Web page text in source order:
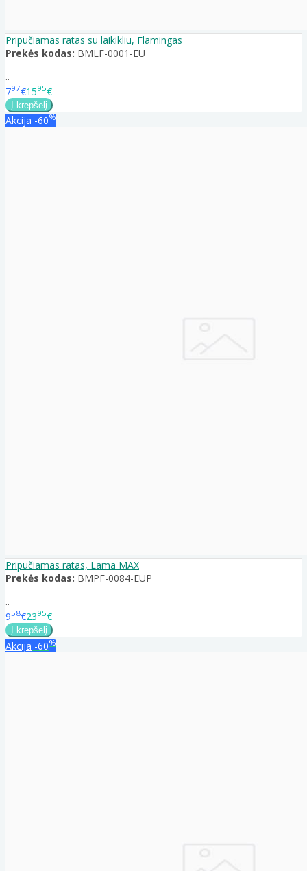
Pripučiamas ratas su laikikliu, Flamingas
Prekės kodas: BMLF-0001-EU
..
797€1595€
Akcija -60%
Pripučiamas ratas, Lama MAX
Prekės kodas: BMPF-0084-EUP
..
958€2395€
Akcija -60%